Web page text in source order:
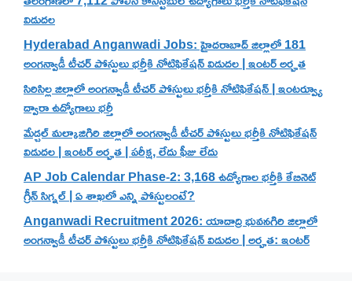
విడుదల
Hyderabad Anganwadi Jobs: హైదరాబాద్ జిల్లాలో 181
అంగన్వాడీ టీచర్ పోస్టులు భర్తీకి నోటిఫికేషన్ విడుదల | ఇంటర్ అర్హత
సిరిసిల్ల జిల్లాలో అంగన్వాడీ టీచర్ పోస్టులు భర్తీకి నోటిఫికేషన్ | ఇంటర్వ్యూ
ద్వారా ఉద్యోగాలు భర్తీ
మేడ్చల్ మల్కాజిగిరి జిల్లాలో అంగన్వాడీ టీచర్ పోస్టులు భర్తీకి నోటిఫికేషన్
విడుదల | ఇంటర్ అర్హత | పరీక్ష, లేదు ఫీజు లేదు
AP Job Calendar Phase-2: 3,168 ఉద్యోగాల భర్తీకి కేబినెట్
గ్రీన్ సిగ్నల్ | ఏ శాఖలో ఎన్ని పోస్టులంటే?
Anganwadi Recruitment 2026: యాదాద్రి భువనగిరి జిల్లాలో
అంగన్వాడీ టీచర్ పోస్టులు భర్తీకి నోటిఫికేషన్ విడుదల | అర్హత: ఇంటర్